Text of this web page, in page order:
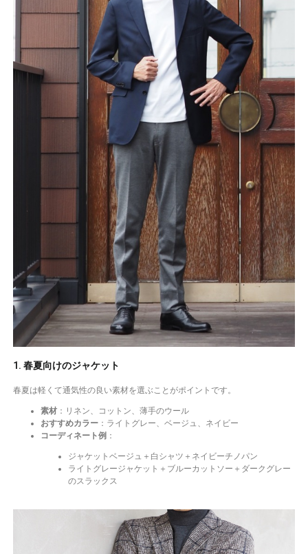
1. 春夏向けのジャケット
春夏は軽くて通気性の良い素材を選ぶことがポイントです。
素材：リネン、コットン、薄手のウール
おすすめカラー：ライトグレー、ベージュ、ネイビー
コーディネート例 ：
ジャケットベージュ＋白シャツ＋ネイビーチノパン
ライトグレージャケット＋ブルーカットソー＋ダークグレー
のスラックス